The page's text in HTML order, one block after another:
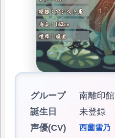
グループ
南離印館
誕生日
未登録
声優(CV)
西薗雪乃